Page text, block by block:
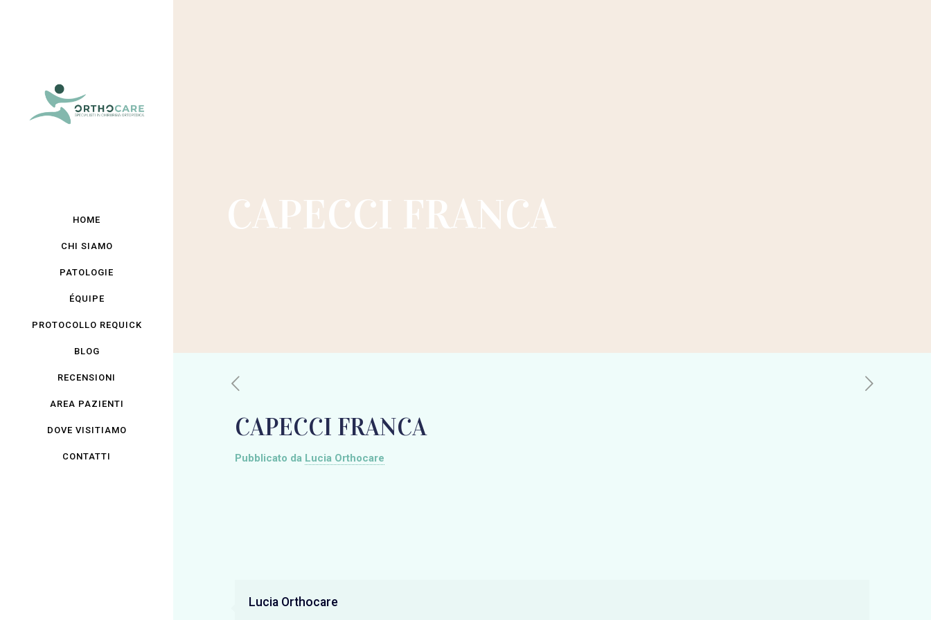
HOME
CHI SIAMO
PATOLOGIE
ÉQUIPE
PROTOCOLLO REQUICK
BLOG
RECENSIONI
AREA PAZIENTI
DOVE VISITIAMO
CONTATTI
CAPECCI FRANCA
CAPECCI FRANCA
Pubblicato da Lucia Orthocare
Lucia Orthocare